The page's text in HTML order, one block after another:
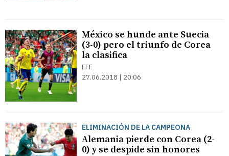
México se hunde ante Suecia
(3-0) pero el triunfo de Corea
la clasifica
EFE
27.06.2018 | 20:06
ELIMINACIÓN DE LA CAMPEONA
Alemania pierde con Corea (2-
0) y se despide sin honores